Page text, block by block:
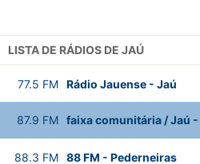
LISTA DE RÁDIOS DE JAÚ
77.5 FM Rádio Jauense- Jaú
87.9 FM faixa comunitária / Jaú -
88.3 FM 88 FM - Pederneiras